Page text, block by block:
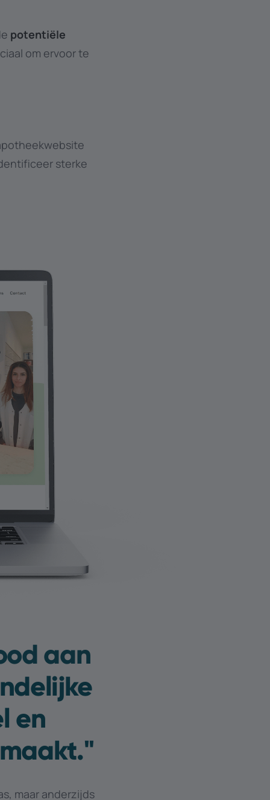
potentiële
om ervoor te
sterke
aan
en
maar anderzijds